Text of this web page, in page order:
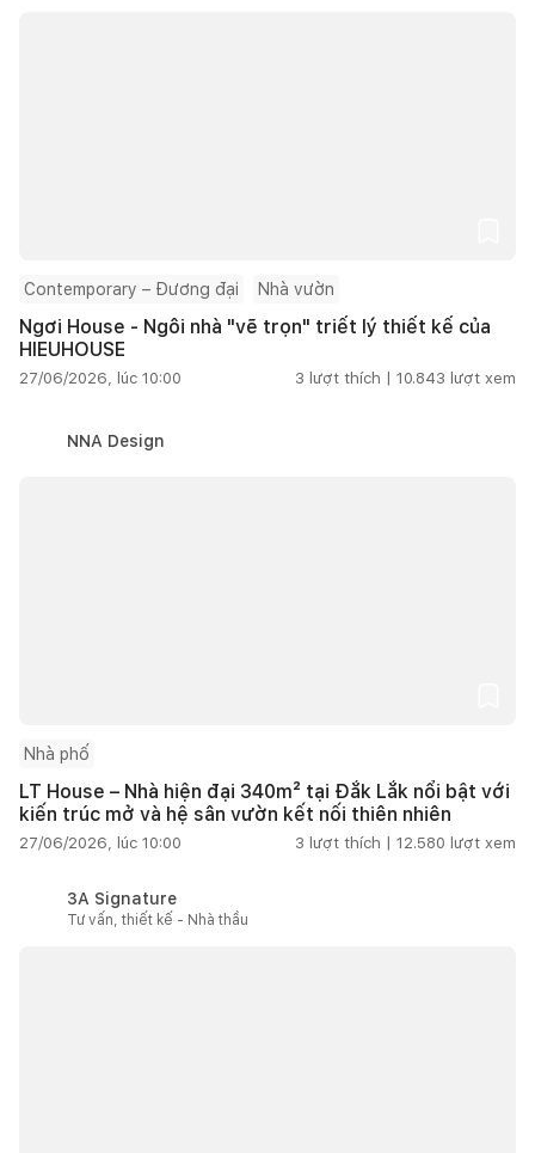
Contemporary – Đương đại Nhà vườn
Ngơi House - Ngôi nhà "vẽ trọn" triết lý thiết kế của
HIEUHOUSE
27/06/2026, lúc 10:00 3 lượt thích | 10.843 lượt xem
NNA Design
Nhà phố
LT House – Nhà hiện đại 340m² tại Đắk Lắk nổi bật với
kiến trúc mở và hệ sân vườn kết nối thiên nhiên
27/06/2026, lúc 10:00 3 lượt thích | 12.580 lượt xem
3A Signature
Tư vấn, thiết kế - Nhà thầu